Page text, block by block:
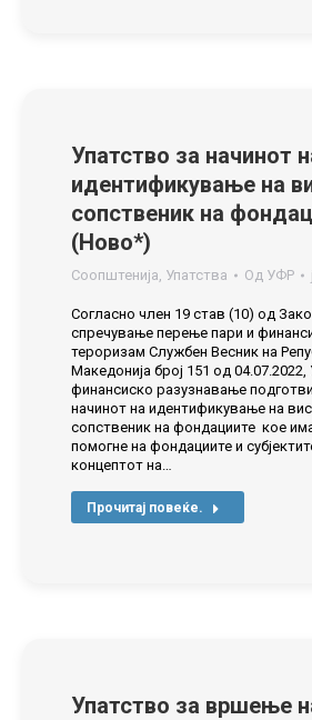
Упатство за начинот
идентификување на
сопственик на
(Ново*)
Соопштенија, Упатства Од УФР
Согласно член 19 став (10) од
спречување перење пари и
тероризам Службен Весник на
Македонија број 151 од
финансиско разузнавање
начинот на идентификување на
сопственик на фондациите кое
помогне на фондациите и
концептот на…
Прочитај повеќе.
Упатство за вршење